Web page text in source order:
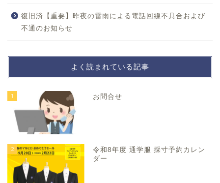
復旧済【重要】昨夜の雷雨による電話回線不具合および
不通のお知らせ
よく読まれている記事
1 お問合せ
2
令和8年度 通学服 採寸予約カレン
ダー